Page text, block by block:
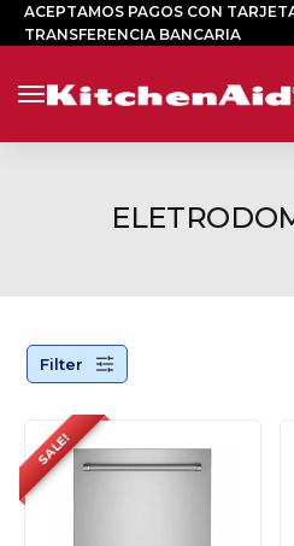
ACEPTAMOS PAGOS CON
TRANSFERENCIA BANCARIA
Filter
SALE!